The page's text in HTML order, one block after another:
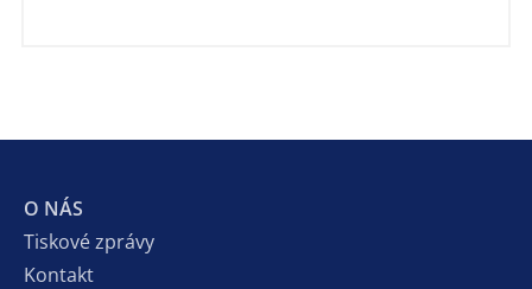
O NÁS
Tiskové zprávy
Kontakt